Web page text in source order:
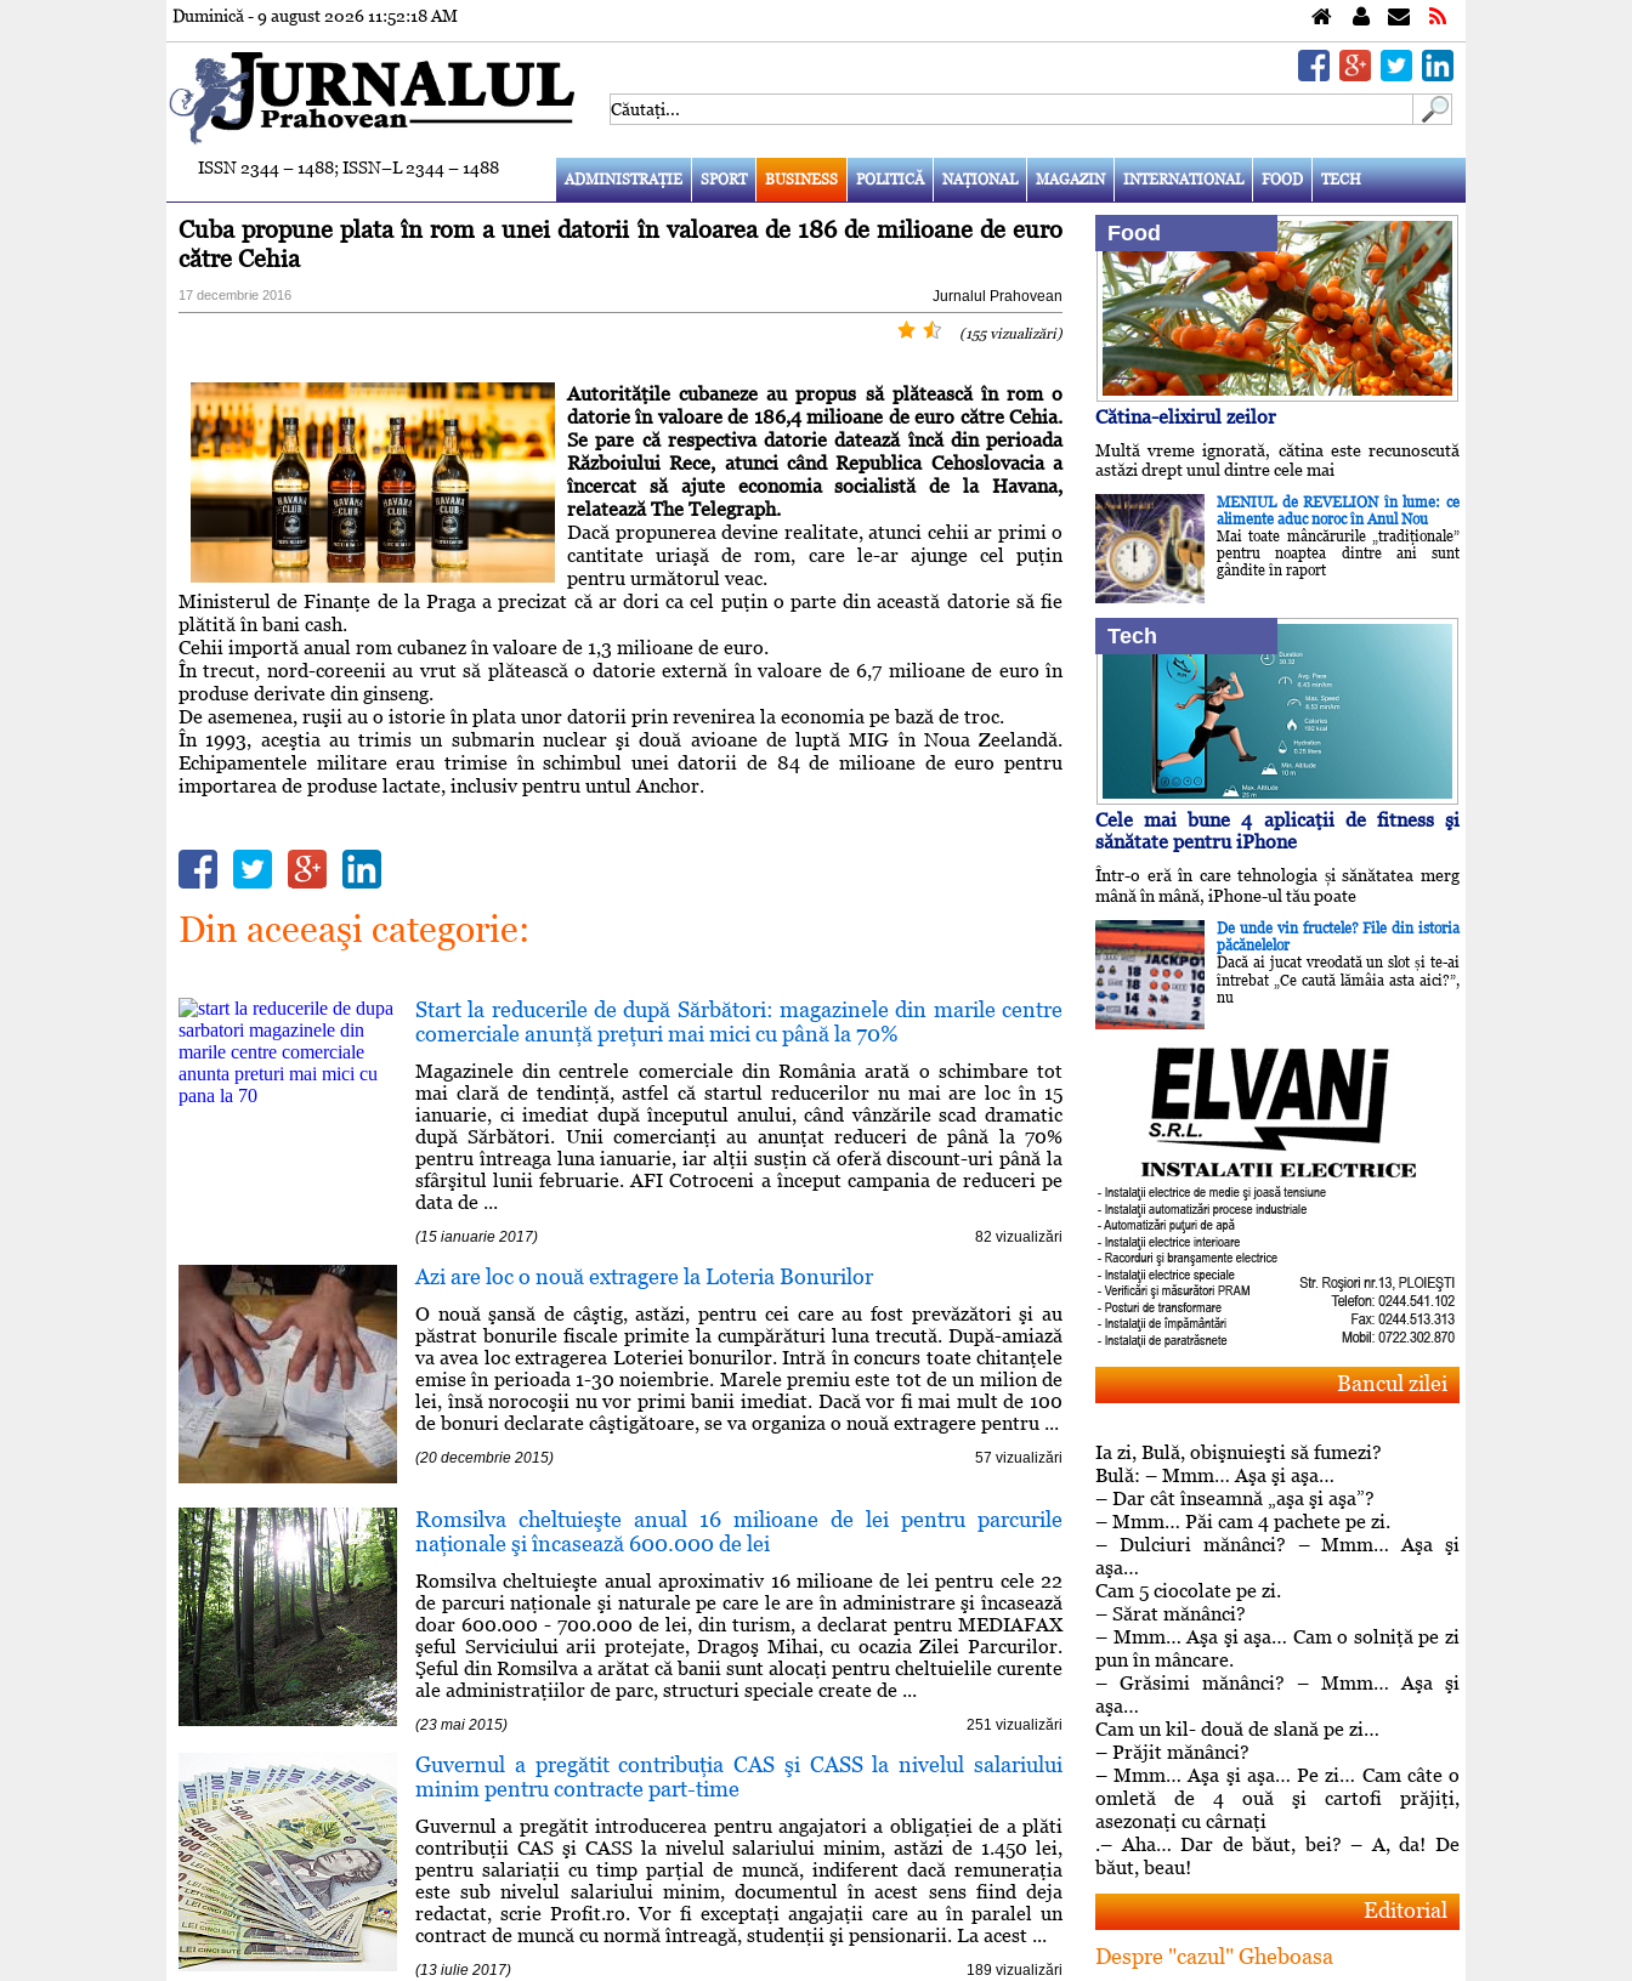
Duminică - 9 august 202611:52:19 AM
ISSN 2344 – 1488; ISSN–L 2344 – 1488
ADMINISTRAŢIE SPORT BUSINESS POLITICĂ NAŢIONAL MAGAZIN INTERNATIONAL FOOD TECH
Cuba propune plata în rom a unei datorii în valoarea de 186 de milioane de euro
către Cehia
17 decembrie 2016 Jurnalul Prahovean
(155 vizualizări)
Autorităţile cubaneze au propus să plătească în rom o
datorie în valoare de 186,4 milioane de euro către Cehia.
Se pare că respectiva datorie datează încă din perioada
Războiului Rece, atunci când Republica Cehoslovacia a
încercat să ajute economia socialistă de la Havana,
relatează The Telegraph.
Dacă propunerea devine realitate, atunci cehii ar primi o
cantitate uriaşă de rom, care le-ar ajunge cel puţin
pentru următorul veac.
Ministerul de Finanţe de la Praga a precizat că ar dori ca cel puţin o parte din această datorie să fie
plătită în bani cash.
Cehii importă anual rom cubanez în valoare de 1,3 milioane de euro.
În trecut, nord-coreenii au vrut să plătească o datorie externă în valoare de 6,7 milioane de euro în
produse derivate din ginseng.
De asemenea, ruşii au o istorie în plata unor datorii prin revenirea la economia pe bază de troc.
În 1993, aceştia au trimis un submarin nuclear şi două avioane de luptă MIG în Noua Zeelandă.
Echipamentele militare erau trimise în schimbul unei datorii de 84 de milioane de euro pentru
importarea de produse lactate, inclusiv pentru untul Anchor.
Din aceeaşi categorie:
Start la reducerile de după Sărbători: magazinele din marile centre
comerciale anunţă preţuri mai mici cu până la 70%
Magazinele din centrele comerciale din România arată o schimbare tot
mai clară de tendinţă, astfel că startul reducerilor nu mai are loc în 15
ianuarie, ci imediat după începutul anului, când vânzările scad dramatic
după Sărbători. Unii comercianţi au anunţat reduceri de până la 70%
pentru întreaga luna ianuarie, iar alţii susţin că oferă discount-uri până la
sfârşitul lunii februarie. AFI Cotroceni a început campania de reduceri pe
data de ...
(15 ianuarie 2017) 82 vizualizări
Azi are loc o nouă extragere la Loteria Bonurilor
O nouă şansă de câştig, astăzi, pentru cei care au fost prevăzători şi au
păstrat bonurile fiscale primite la cumpărături luna trecută. După-amiază
va avea loc extragerea Loteriei bonurilor. Intră în concurs toate chitanţele
emise în perioada 1-30 noiembrie. Marele premiu este tot de un milion de
lei, însă norocoşii nu vor primi banii imediat. Dacă vor fi mai mult de 100
de bonuri declarate câştigătoare, se va organiza o nouă extragere pentru ...
(20 decembrie 2015) 57 vizualizări
Romsilva cheltuieşte anual 16 milioane de lei pentru parcurile
naţionale şi încasează 600.000 de lei
Romsilva cheltuieşte anual aproximativ 16 milioane de lei pentru cele 22
de parcuri naţionale şi naturale pe care le are în administrare şi încasează
doar 600.000 - 700.000 de lei, din turism, a declarat pentru MEDIAFAX
şeful Serviciului arii protejate, Dragoş Mihai, cu ocazia Zilei Parcurilor.
Şeful din Romsilva a arătat că banii sunt alocaţi pentru cheltuielile curente
ale administraţiilor de parc, structuri speciale create de ...
(23 mai 2015) 251 vizualizări
Guvernul a pregătit contribuţia CAS şi CASS la nivelul salariului
minim pentru contracte part-time
Guvernul a pregătit introducerea pentru angajatori a obligaţiei de a plăti
contribuţii CAS şi CASS la nivelul salariului minim, astăzi de 1.450 lei,
pentru salariaţii cu timp parţial de muncă, indiferent dacă remuneraţia
este sub nivelul salariului minim, documentul în acest sens fiind deja
redactat, scrie Profit.ro. Vor fi exceptaţi angajaţii care au în paralel un
contract de muncă cu normă întreagă, studenţii şi pensionarii. La acest ...
(13 iulie 2017) 189 vizualizări
Food
Cătina-elixirul zeilor
Multă vreme ignorată, cătina este recunoscută
astăzi drept unul dintre cele mai
MENIUL de REVELION în lume: ce
alimente aduc noroc în Anul Nou
Mai toate mâncărurile „tradiţionale”
pentru noaptea dintre ani sunt
gândite în raport
Tech
Cele mai bune 4 aplicaţii de fitness şi
sănătate pentru iPhone
Într-o eră în care tehnologia și sănătatea merg
mână în mână, iPhone-ul tău poate
De unde vin fructele? File din istoria
păcănelelor
Dacă ai jucat vreodată un slot și te-ai
întrebat „Ce caută lămâia asta aici?”,
nu
Bancul zilei
Ia zi, Bulă, obişnuieşti să fumezi?
Bulă: – Mmm… Aşa şi aşa…
– Dar cât înseamnă „aşa şi aşa”?
– Mmm… Păi cam 4 pachete pe zi.
– Dulciuri mănânci? – Mmm… Aşa şi
aşa…
Cam 5 ciocolate pe zi.
– Sărat mănânci?
– Mmm… Aşa şi aşa… Cam o solniţă pe zi
pun în mâncare.
– Grăsimi mănânci? – Mmm… Aşa şi
aşa…
Cam un kil- două de slană pe zi…
– Prăjit mănânci?
– Mmm… Aşa şi aşa… Pe zi… Cam câte o
omletă de 4 ouă şi cartofi prăjiţi,
asezonaţi cu cârnaţi
.– Aha… Dar de băut, bei? – A, da! De
băut, beau!
Editorial
Despre "cazul" Gheboasa